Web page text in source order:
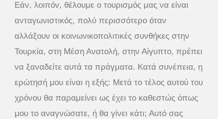
Εάν, λοιπόν, θέλουμε ο τουρισμός μας να είναι
ανταγωνιστικός, πολύ περισσότερο όταν
αλλάξουν οι κοινωνικοπολιτικές συνθήκες στην
Τουρκία, στη Μέση Ανατολή, στην Αίγυπτο, πρέπει
να ξαναδείτε αυτά τα πράγματα. Κατά συνέπεια, η
ερώτησή μου είναι η εξής: Μετά το τέλος αυτού του
χρόνου θα παραμείνει ως έχει το καθεστώς όπως
μου το αναγνώσατε, ή θα γίνει κάτι; Αυτό σας